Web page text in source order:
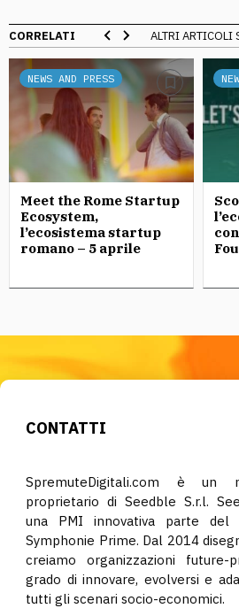
CORRELATI ALTRI ARTICOLI
NEWS AND PRESS
Meet the Rome Startup
Ecosystem,
l’ecosistema startup
romano – 5 aprile
CONTATTI
SpremuteDigitali.com è un
proprietario di Seedble S.r.l.
una PMI innovativa parte del
Symphonie Prime. Dal 2014
creiamo organizzazioni future-
grado di innovare, evolversi e
tutti gli scenari socio-economici.